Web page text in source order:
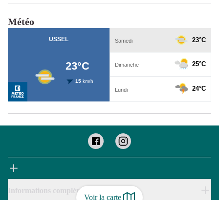
Voir la carte
Météo
Informations complémentaires